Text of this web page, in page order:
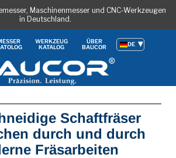
Maschinenmesser und CNC-Werkzeugen
in Deutschland.
WERKZEUG
KATALOG
ÜBER
BAUCOR
DE
Schaftfräser
durch und durch
Fräsarbeiten